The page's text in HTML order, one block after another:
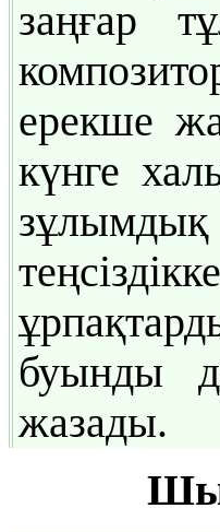
заңғар
ерекше
күнге
буынды
жазады.